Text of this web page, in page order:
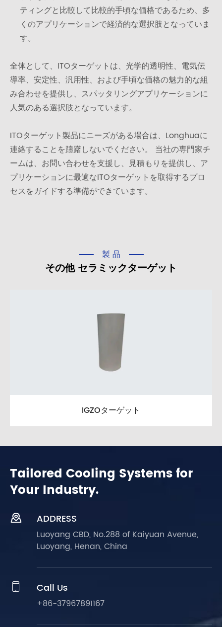
ティングと比較して比較的手頃な価格であるため、多
くのアプリケーションで経済的な選択肢となっていま
す。
全体として、ITOターゲットは、光学的透明性、電気伝
導率、安定性、汎用性、および手頃な価格の魅力的な組
み合わせを提供し、スパッタリングアプリケーションに
人気のある選択肢となっています。
ITOターゲット製品にニーズがある場合は、Longhuaに
連絡することを躊躇しないでください。 当社の専門家チ
ームは、お問い合わせを支援し、見積もりを提供し、ア
プリケーションに最適なITOターゲットを取得するプロ
セスをガイドする準備ができています。
製品
その他 セラミックターゲット
IGZOターゲット
Tailored Cooling Systems for
Your Industry.
 ADDRESS
Luoyang CBD, No.288 of Kaiyuan Avenue,
Luoyang, Henan, China
 Call Us
+86-37967891167